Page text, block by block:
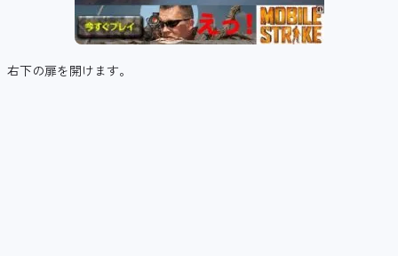
右下の扉を開けます。